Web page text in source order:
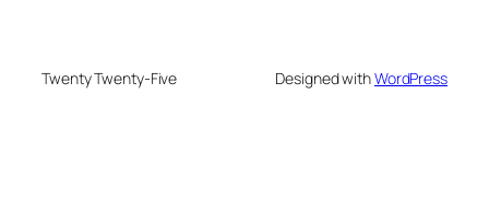
Twenty Twenty-Five Designed withWordPress